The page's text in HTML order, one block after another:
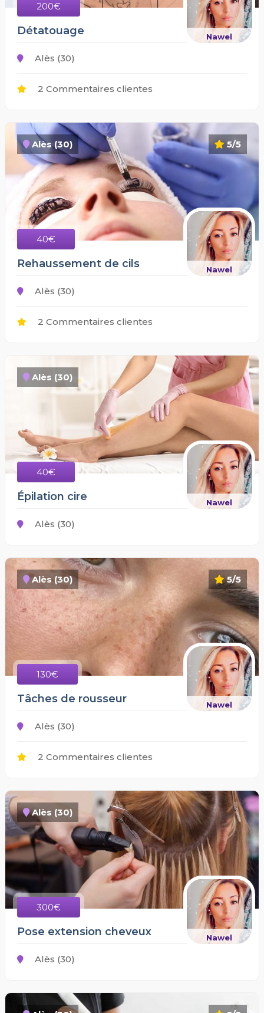
200€
Nawel
Détatouage
Alès (30)
2 Commentaires clientes
5/5
Alès (30)
40€
Nawel
Rehaussement de cils
Alès (30)
2 Commentaires clientes
Alès (30)
40€
Nawel
Épilation cire
Alès (30)
5/5
Alès (30)
130€
Nawel
Tâches de rousseur
Alès (30)
2 Commentaires clientes
Alès (30)
300€
Nawel
Pose extension cheveux
Alès (30)